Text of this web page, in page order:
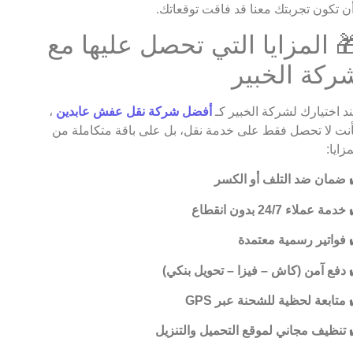
تكون تجربتك معنا قد فاقت توقعاتك.
المزايا التي تحصل عليها مع
الخبير
اختيارك لشركة الخبير كـ أفضل شركة نقل عفش عابدين ،
لا تحصل فقط على خدمة نقل، بل على باقة متكاملة من
ضمان ضد التلف أو الكسر
خدمة عملاء 24/7 بدون انقطاع
فواتير رسمية معتمدة
دفع آمن (كاش – فيزا – تحويل بنكي)
متابعة لحظية للشحنة عبر GPS
تنظيف مجاني لموقع التحميل والتنزيل